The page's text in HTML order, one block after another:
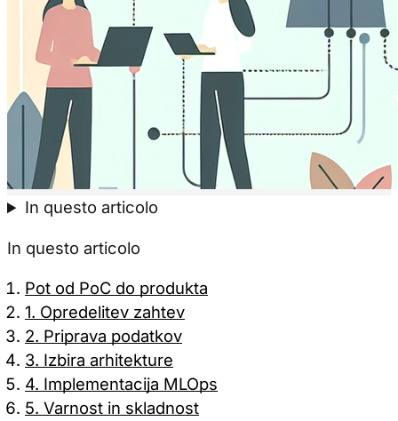
In questo articolo
In questo articolo
Pot od PoC do produkta
1. Opredelitev zahtev
2. Priprava podatkov
3. Izbira arhitekture
4. Implementacija MLOps
5. Varnost in skladnost
Ti piškotki omogočajo spletni strani, da si zapomni
regija, v kateri se nahajate) in zagotavlja izboljšane, bolj
Shrani
Sprejmi vse
Samo